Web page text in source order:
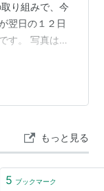
り組みで、今
翌日の１２日
す。 写真は今
合わせです。
り越えてと」
乗越」②「皆さ
ームページ 大
、…
もっと見る
5 ブックマーク